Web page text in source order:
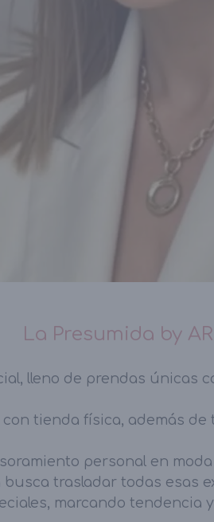
La Presumida by AR
lleno de prendas
con tienda física, además de
personal en
trasladar todas esas
marcando tendencia